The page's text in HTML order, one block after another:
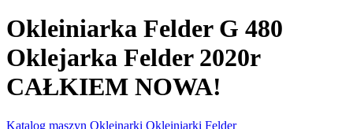
Okleiniarka Felder G 480
Oklejarka Felder 2020r
CAŁKIEM NOWA!
Katalog maszyn Okleinarki Okleiniarki Felder